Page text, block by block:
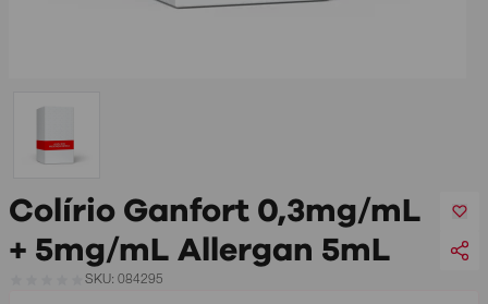
Colírio Ganfort 0,3mg/mL
+ 5mg/mL Allergan 5mL
SKU: 084295